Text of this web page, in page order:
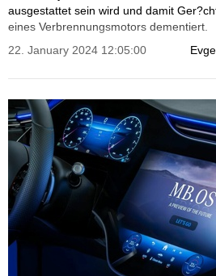
ausgestattet sein wird und damit
eines Verbrennungsmotors dementiert.
22. January 2024 12:05:00